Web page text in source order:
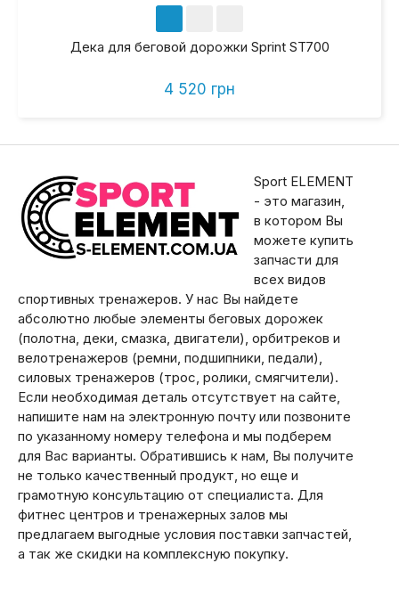
Дека для беговой дорожки Sprint ST700
4 520 грн
Sport ELEMENT
- это магазин,
в котором Вы
можете купить
запчасти для
всех видов
спортивных тренажеров. У нас Вы найдете
абсолютно любые элементы беговых дорожек
(полотна, деки, смазка, двигатели), орбитреков и
велотренажеров (ремни, подшипники, педали),
силовых тренажеров (трос, ролики, смягчители).
Если необходимая деталь отсутствует на сайте,
напишите нам на электронную почту или позвоните
по указанному номеру телефона и мы подберем
для Вас варианты. Обратившись к нам, Вы получите
не только качественный продукт, но еще и
грамотную консультацию от специалиста. Для
фитнес центров и тренажерных залов мы
предлагаем выгодные условия поставки запчастей,
а так же скидки на комплексную покупку.